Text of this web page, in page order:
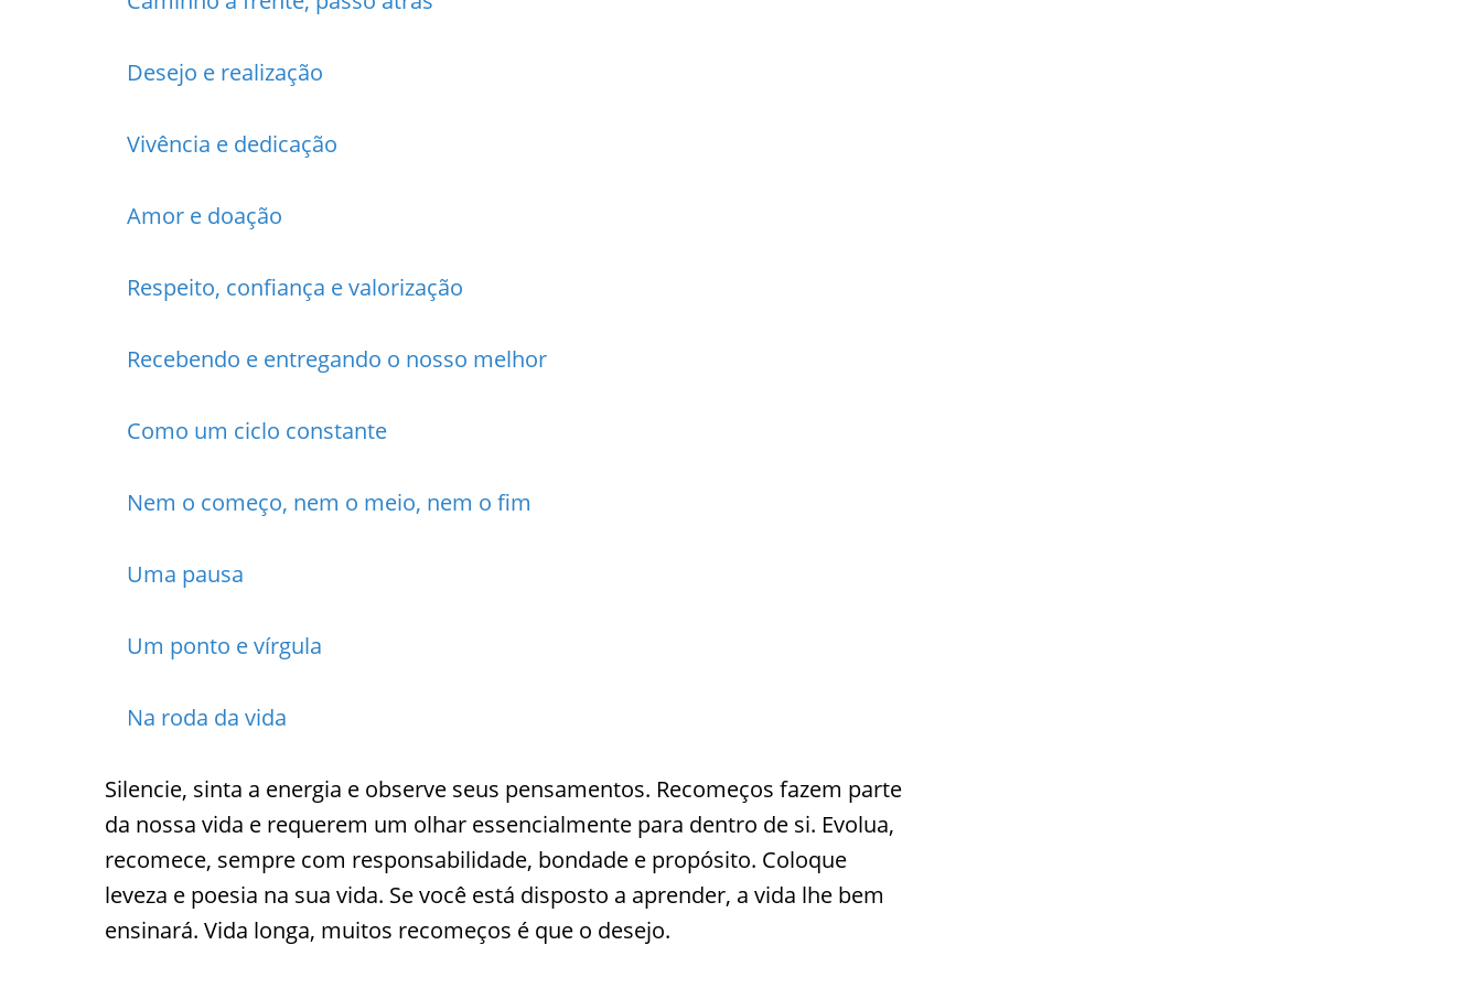
Desejo e realização
Vivência e dedicação
Amor e doação
Respeito, confiança e valorização
Recebendo e entregando o nosso melhor
Como um ciclo constante
Nem o começo, nem o meio, nem o fim
Uma pausa
Um ponto e vírgula
Na roda da vida
Silencie, sinta a energia e observe seus pensamentos. Recomeços fazem parte
da nossa vida e requerem um olhar essencialmente para dentro de si. Evolua,
recomece, sempre com responsabilidade, bondade e propósito. Coloque
leveza e poesia na sua vida. Se você está disposto a aprender, a vida lhe bem
ensinará. Vida longa, muitos recomeços é que o desejo.